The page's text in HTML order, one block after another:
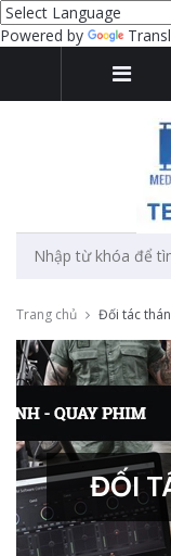
Powered by
Trang chủ Đối tác
ĐỐI